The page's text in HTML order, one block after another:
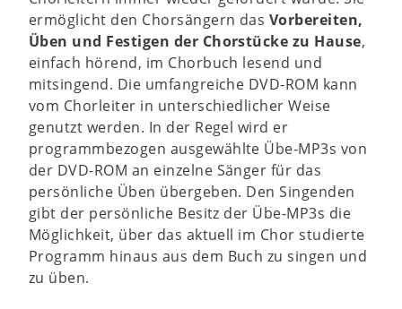
ermöglicht den Chorsängern das Vorbereiten,
Üben und Festigen der Chorstücke zu Hause,
einfach hörend, im Chorbuch lesend und
mitsingend. Die umfangreiche DVD-ROM kann
vom Chorleiter in unterschiedlicher Weise
genutzt werden. In der Regel wird er
programmbezogen ausgewählte Übe-MP3s von
der DVD-ROM an einzelne Sänger für das
persönliche Üben übergeben. Den Singenden
gibt der persönliche Besitz der Übe-MP3s die
Möglichkeit, über das aktuell im Chor studierte
Programm hinaus aus dem Buch zu singen und
zu üben.